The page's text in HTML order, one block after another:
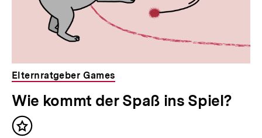
Elternratgeber Games
Wie kommt der Spaß ins Spiel?
Inhalt